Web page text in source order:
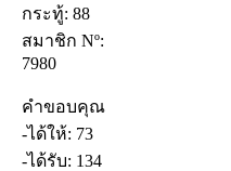
กระทู้: 88
สมาชิก Nº:
7980
คำขอบคุณ
-ได้ให้: 73
-ได้รับ: 134